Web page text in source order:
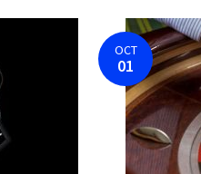
OCT
01